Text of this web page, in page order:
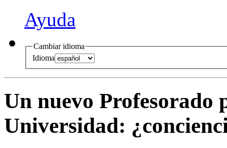
Ayuda
Cambiar idioma
Idioma
Un nuevo Profesorado
Universidad: